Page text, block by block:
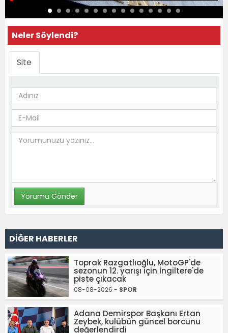
Neler Söylendi?
Site
DİĞER HABERLER
Toprak Razgatlıoğlu, MotoGP'de
sezonun 12. yarışı için İngiltere'de
piste çıkacak
08-08-2026 - SPOR
Adana Demirspor Başkanı Ertan
Zeybek, kulübün güncel borcunu
değerlendirdi